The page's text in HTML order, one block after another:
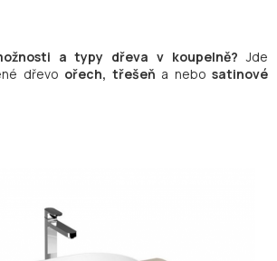
a typy dřeva v koupelně? Jde
dřevo ořech, třešeň a nebo satinové